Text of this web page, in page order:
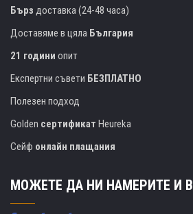
Бърз доставка (24-48 часа)
Доставяме в цяла България
21 години опит
Експертни съвети БЕЗПЛАТНО
Полезен подход
Golden сертификат Heureka
Сейф онлайн плащания
МОЖЕТЕ ДА НИ НАМЕРИТЕ И В